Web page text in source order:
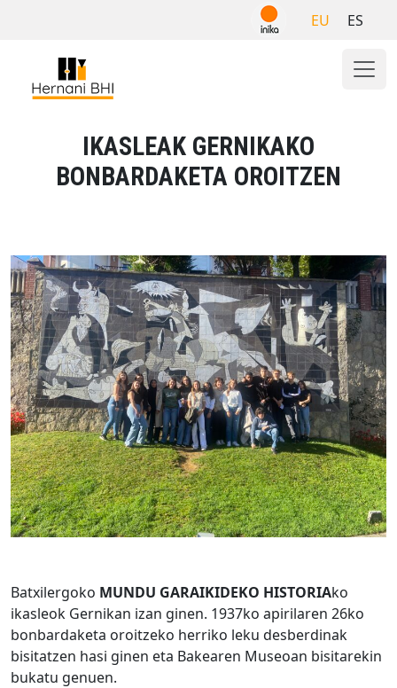
EU ES
IKASLEAK GERNIKAKO
BONBARDAKETA OROITZEN
Batxilergoko MUNDU GARAIKIDEKO HISTORIAko
ikasleok Gernikan izan ginen. 1937ko apirilaren 26ko
bonbardaketa oroitzeko herriko leku desberdinak
bisitatzen hasi ginen eta Bakearen Museoan bisitarekin
bukatu genuen.